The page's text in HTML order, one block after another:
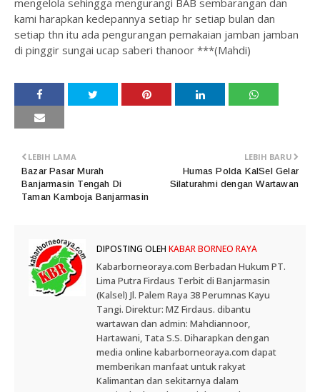
mengelola sehingga mengurangi BAB sembarangan dan
kami harapkan kedepannya setiap hr setiap bulan dan
setiap thn itu ada pengurangan pemakaian jamban jamban
di pinggir sungai ucap saberi thanoor ***(Mahdi)
LEBIH BARU
Humas Polda KalSel Gelar
Silaturahmi dengan Wartawan
LEBIH LAMA
Bazar Pasar Murah
Banjarmasin Tengah Di
Taman Kamboja Banjarmasin
DIPOSTING OLEH KABAR BORNEO RAYA
Kabarborneoraya.com Berbadan Hukum PT.
Lima Putra Firdaus Terbit di Banjarmasin
(Kalsel) Jl. Palem Raya 38 Perumnas Kayu
Tangi. Direktur: MZ Firdaus. dibantu
wartawan dan admin: Mahdiannoor,
Hartawani, Tata S.S. Diharapkan dengan
media online kabarborneoraya.com dapat
memberikan manfaat untuk rakyat
Kalimantan dan sekitarnya dalam